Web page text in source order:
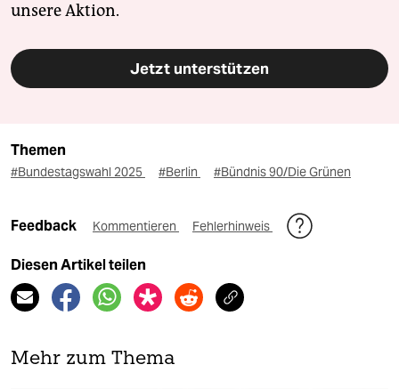
unsere Aktion.
Jetzt unterstützen
Themen
#Bundestagswahl 2025 #Berlin #Bündnis 90/Die Grünen
Feedback Kommentieren Fehlerhinweis
Diesen Artikel teilen
Mehr zum Thema